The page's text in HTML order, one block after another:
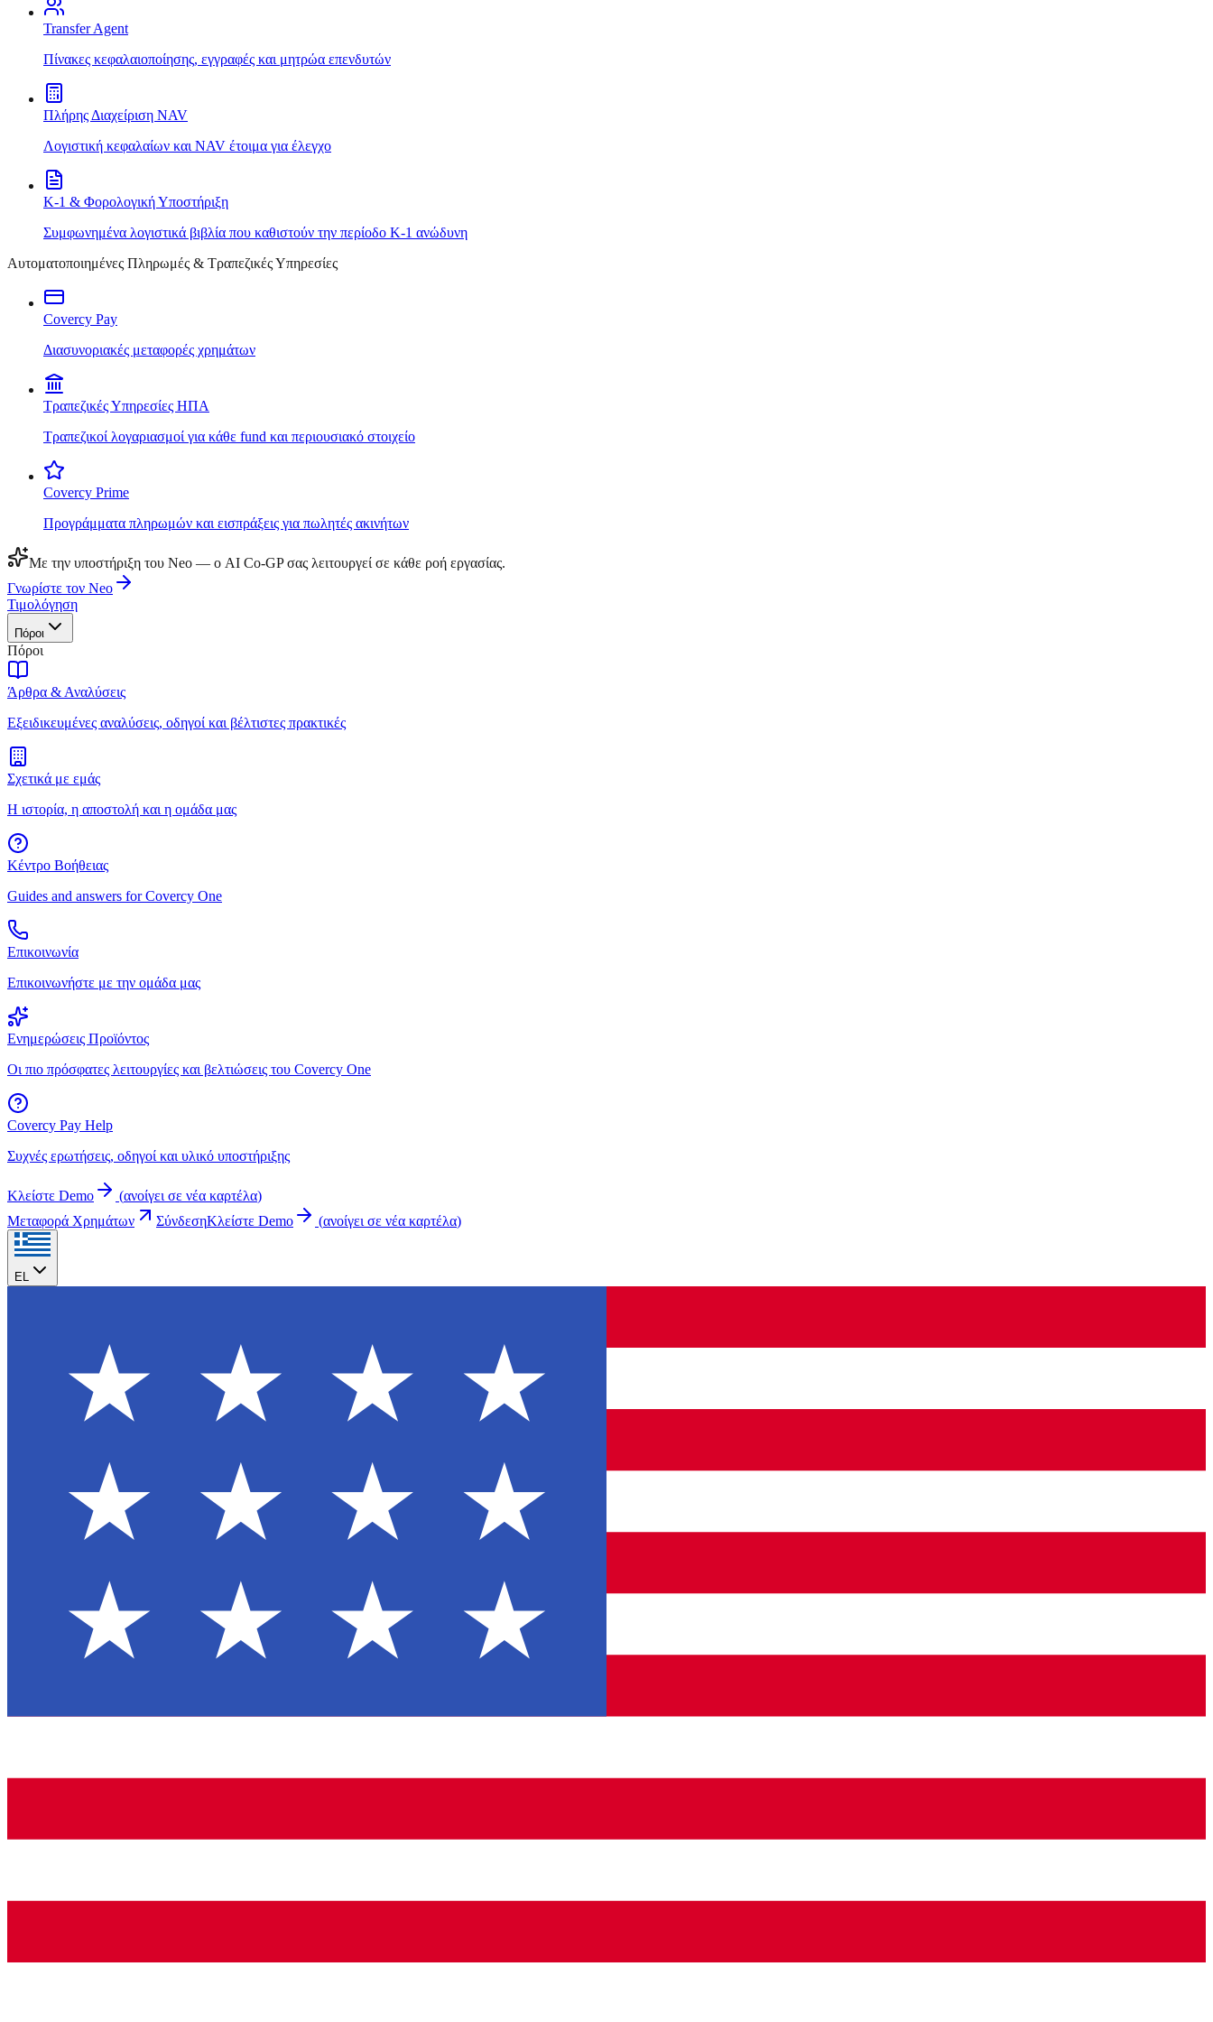
Transfer Agent
Πίνακες κεφαλαιοποίησης, εγγραφές και μητρώα επενδυτών
Πλήρης Διαχείριση NAV
Λογιστική κεφαλαίων και NAV έτοιμα για έλεγχο
K-1 & Φορολογική Υποστήριξη
Συμφωνημένα λογιστικά βιβλία που καθιστούν την περίοδο K-1 ανώδυνη
Αυτοματοποιημένες Πληρωμές & Τραπεζικές Υπηρεσίες
Covercy Pay
Διασυνοριακές μεταφορές χρημάτων
Τραπεζικές Υπηρεσίες ΗΠΑ
Τραπεζικοί λογαριασμοί για κάθε fund και περιουσιακό στοιχείο
Covercy Prime
Προγράμματα πληρωμών και εισπράξεις για πωλητές ακινήτων
Με την υποστήριξη του Neo — ο AI Co-GP σας λειτουργεί σε κάθε ροή εργασίας.
Γνωρίστε τον Neo
Τιμολόγηση
Πόροι
Πόροι
Άρθρα & Αναλύσεις
Εξειδικευμένες αναλύσεις, οδηγοί και βέλτιστες πρακτικές
Σχετικά με εμάς
Η ιστορία, η αποστολή και η ομάδα μας
Κέντρο Βοήθειας
Guides and answers for Covercy One
Επικοινωνία
Επικοινωνήστε με την ομάδα μας
Ενημερώσεις Προϊόντος
Οι πιο πρόσφατες λειτουργίες και βελτιώσεις του Covercy One
Covercy Pay Help
Συχνές ερωτήσεις, οδηγοί και υλικό υποστήριξης
Κλείστε Demo (ανοίγει σε νέα καρτέλα)
Μεταφορά Χρημάτων
ΣύνδεσηΚλείστε Demo (ανοίγει σε νέα καρτέλα)
EL